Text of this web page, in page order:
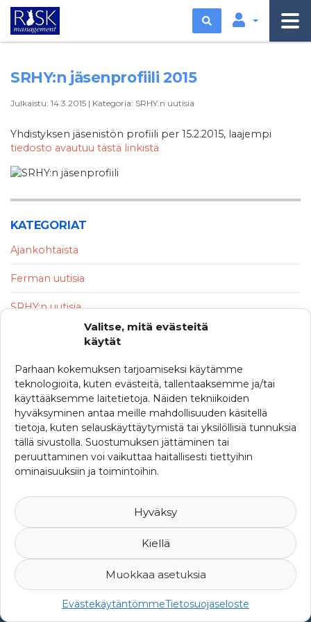
Valitse, mitä evästeitä
käytät
Parhaan kokemuksen tarjoamiseksi käytämme
teknologioita, kuten evästeitä, tallentaaksemme ja/tai
käyttääksemme laitetietoja. Näiden tekniikoiden
hyväksyminen antaa meille mahdollisuuden käsitellä
tietoja, kuten selauskäyttäytymistä tai yksilöllisiä tunnuksia
tällä sivustolla. Suostumuksen jättäminen tai
peruuttaminen voi vaikuttaa haitallisesti tiettyihin
ominaisuuksiin ja toimintoihin.
Hyväksy
Kiellä
Muokkaa asetuksia
EvästekäytäntömmeTietosuojaseloste
Etsi
SRHY:n jäsenprofiili 2015
Julkaistu: 14.3.2015 | Kategoria: SRHY:n uutisia
Yhdistyksen jäsenistön profiili per 15.2.2015, laajempi
tiedosto avautuu tästä linkistä
KATEGORIAT
Ajankohtaista
Ferman uutisia
SRHY:n uutisia
Uutisia maailmalta
© 2007-2026 Suomen Riskienhallintayhdistys ry -Yksityisyys ja
rekisteriseloste-Web Design Mediaani